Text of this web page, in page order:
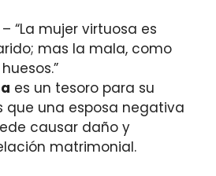
– “La mujer virtuosa es
mas la mala, como
es un tesoro para su
que una esposa negativa
causar daño y
matrimonial.